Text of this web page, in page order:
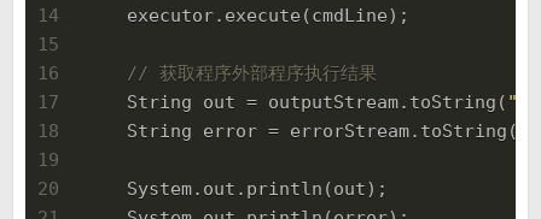
14
15
16
17
18
19
20
    executor.execute(cmdLine);
// 获取程序外部程序执行结果
    String out = outputStream.toString(
    String error = errorStream.toString(
    System.out.println(out);